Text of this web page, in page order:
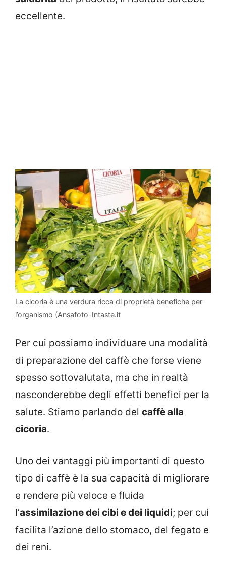
eccellente.
La cicoria è una verdura ricca di proprietà benefiche per
l’organismo (Ansafoto-Intaste.it
Per cui possiamo individuare una modalità
di preparazione del caffè che forse viene
spesso sottovalutata, ma che in realtà
nasconderebbe degli effetti benefici per la
salute. Stiamo parlando del caffè alla
cicoria.
Uno dei vantaggi più importanti di questo
tipo di caffè è la sua capacità di migliorare
e rendere più veloce e fluida
l’assimilazione dei cibi e dei liquidi; per cui
facilita l’azione dello stomaco, del fegato e
dei reni.